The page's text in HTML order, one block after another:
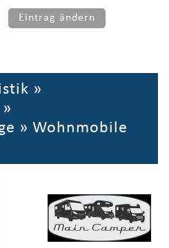
Eintrag ändern
»
»
» Wohnmobile